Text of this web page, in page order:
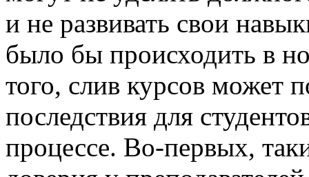
и не развивать свои
было бы происходить в
того, слив курсов может
последствия для
процессе. Во-первых,